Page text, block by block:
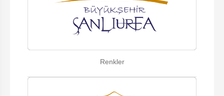
Renkler